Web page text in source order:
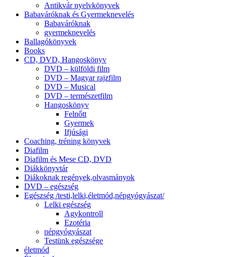
Antikvár nyelvkönyvek
Babaváróknak és Gyermeknevelés
Babaváróknak
gyermeknevelés
Ballagókönyvek
Books
CD, DVD, Hangoskönyv
DVD – külföldi film
DVD – Magyar rajzfilm
DVD – Musical
DVD – természetfilm
Hangoskönyv
Felnőtt
Gyermek
Ifjúsági
Coaching, tréning könyvek
Diafilm
Diafilm és Mese CD, DVD
Diákkönyvtár
Diákoknak regények,olvasmányok
DVD – egészség
Egészség /testi,lelki,életmód,népgyógyászat/
Lelki egészség
Agykontroll
Ezotéria
népgyógyászat
Testünk egészsége
életmód